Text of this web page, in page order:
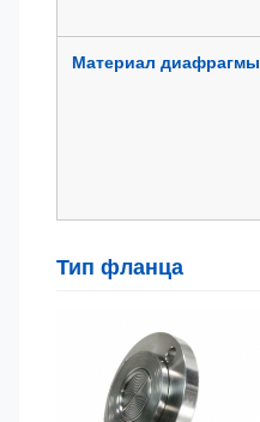
Материал диафрагмы
Тип фланца